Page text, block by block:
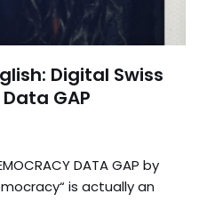
Digital Swiss
GAP
DATA GAP by
is actually an